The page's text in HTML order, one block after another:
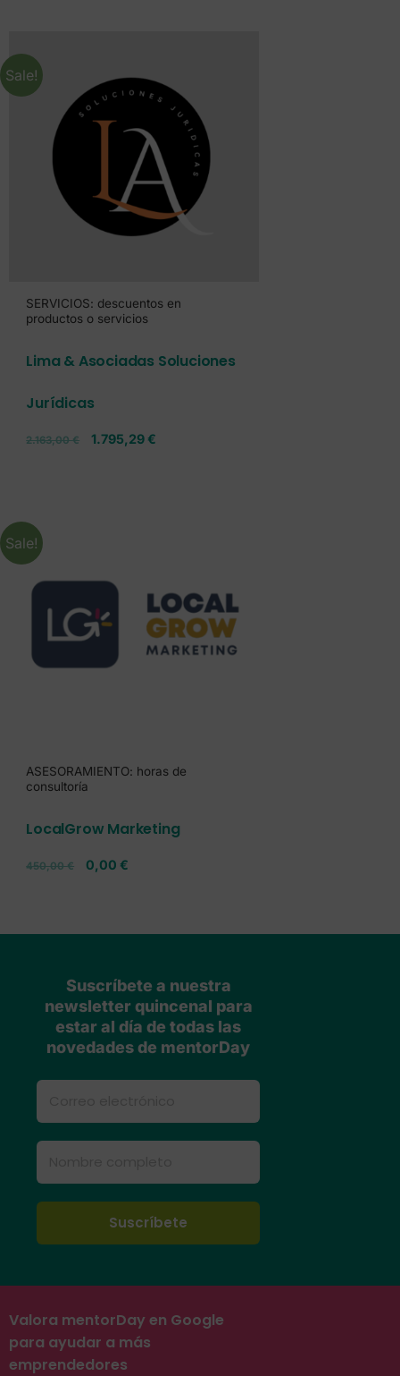
Sale!
SERVICIOS: descuentos en
productos o servicios
Lima & Asociadas Soluciones
Jurídicas
2.163,00€ 1.795,29 €
Sale!
ASESORAMIENTO: horas de
consultoría
LocalGrow Marketing
450,00€ 0,00 €
Suscríbete a nuestra
newsletter quincenal para
estar al día de todas las
novedades de mentorDay
Valora mentorDay en Google
para ayudar a más
emprendedores